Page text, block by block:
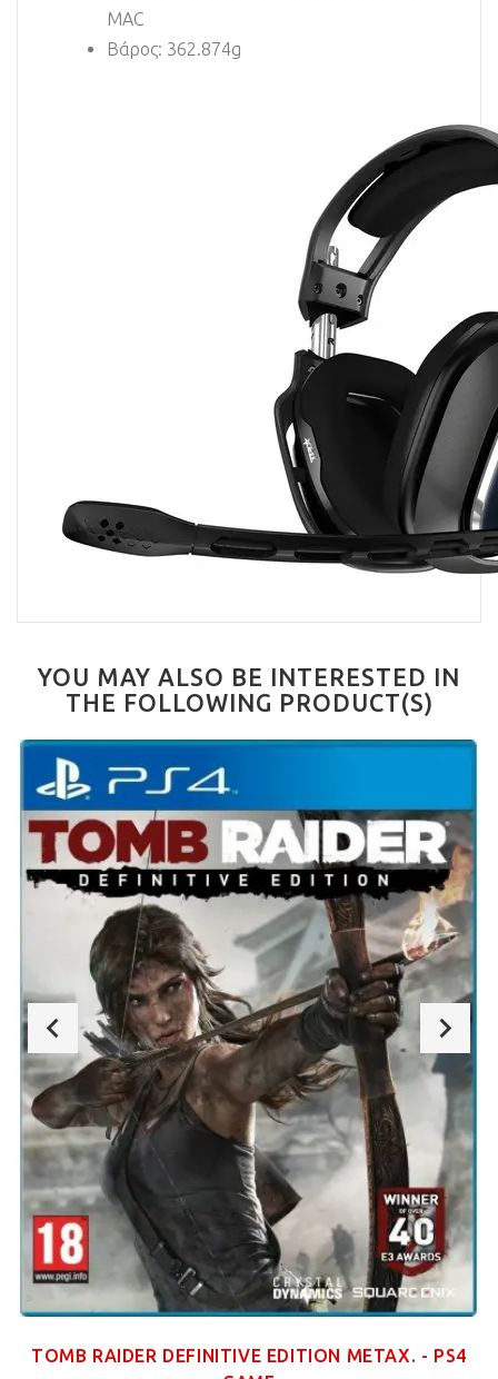
MAC
Βάρος: 362.874g
YOU MAY ALSO BE INTERESTED IN
THE FOLLOWING PRODUCT(S)
TOMB RAIDER DEFINITIVE EDITION ΜΕΤΑΧ. - PS4